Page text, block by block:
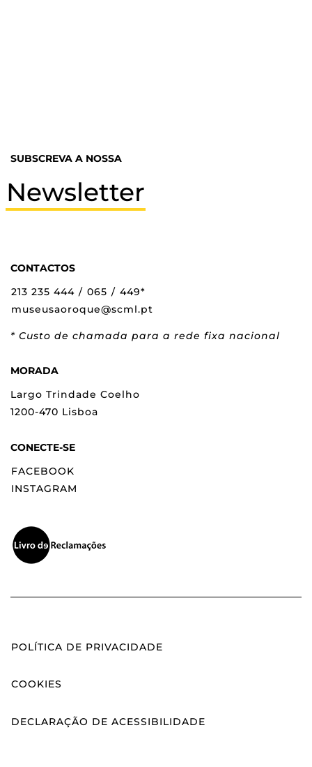
SUBSCREVA A NOSSA
Newsletter
CONTACTOS
213 235 444 / 065 / 449*
museusaoroque@scml.pt
* Custo de chamada para a rede fixa nacional
MORADA
Largo Trindade Coelho
1200-470 Lisboa
CONECTE-SE
FACEBOOK
INSTAGRAM
POLÍTICA DE PRIVACIDADE
COOKIES
DECLARAÇÃO DE ACESSIBILIDADE